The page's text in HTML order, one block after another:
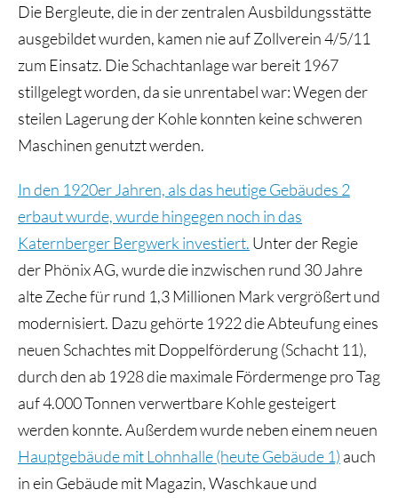
Die Bergleute, die in der zentralen Ausbildungsstätte
ausgebildet wurden, kamen nie auf Zollverein 4/5/11
zum Einsatz. Die Schachtanlage war bereit 1967
stillgelegt worden, da sie unrentabel war: Wegen der
steilen Lagerung der Kohle konnten keine schweren
Maschinen genutzt werden.
In den 1920er Jahren, als das heutige Gebäudes 2
erbaut wurde, wurde hingegen noch in das
Katernberger Bergwerk investiert. Unter der Regie
der Phönix AG, wurde die inzwischen rund 30 Jahre
alte Zeche für rund 1,3 Millionen Mark vergrößert und
modernisiert. Dazu gehörte 1922 die Abteufung eines
neuen Schachtes mit Doppelförderung (Schacht 11),
durch den ab 1928 die maximale Fördermenge pro Tag
auf 4.000 Tonnen verwertbare Kohle gesteigert
werden konnte. Außerdem wurde neben einem neuen
Hauptgebäude mit Lohnhalle (heute Gebäude 1) auch
in ein Gebäude mit Magazin, Waschkaue und